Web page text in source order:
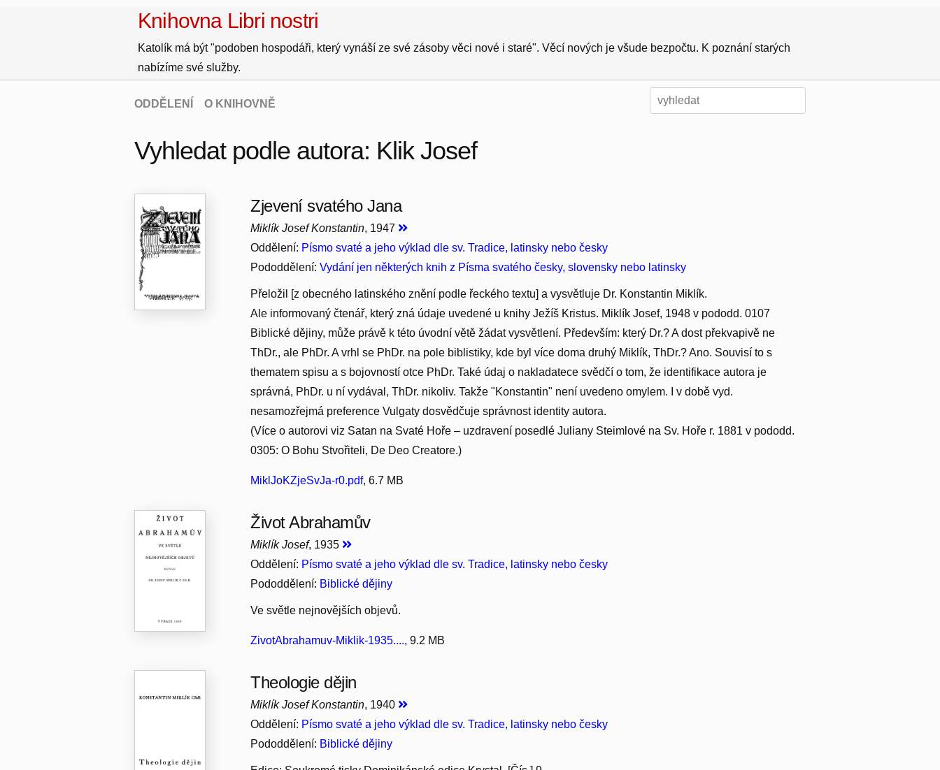
Knihovna Libri nostri
Katolík má být "podoben hospodáři, který vynáší ze své zásoby věci nové i staré". Věcí nových je všude bezpočtu. K poznání starých
nabízíme své služby.
ODDĚLENÍ O KNIHOVNĚ
Vyhledat podle autora: Klik Josef
Zjevení svatého Jana
Miklík Josef Konstantin, 1947
Oddělení: Písmo svaté a jeho výklad dle sv. Tradice, latinsky nebo česky
Pododdělení:Vydání jen některých knih z Písma svatého česky, slovensky nebo latinsky
Přeložil [z obecného latinského znění podle řeckého textu] a vysvětluje Dr. Konstantin Miklík.
Ale informovaný čtenář, který zná údaje uvedené u knihy Ježíš Kristus. Miklík Josef, 1948 v pododd. 0107
Biblické dějiny, může právě k této úvodní větě žádat vysvětlení. Především: který Dr.? A dost překvapivě ne
ThDr., ale PhDr. A vrhl se PhDr. na pole biblistiky, kde byl více doma druhý Miklík, ThDr.? Ano. Souvisí to s
thematem spisu a s bojovností otce PhDr. Také údaj o nakladatece svědčí o tom, že identifikace autora je
správná, PhDr. u ní vydával, ThDr. nikoliv. Takže "Konstantin" není uvedeno omylem. I v době vyd.
nesamozřejmá preference Vulgaty dosvědčuje správnost identity autora.
(Více o autorovi viz Satan na Svaté Hoře – uzdravení posedlé Juliany Steimlové na Sv. Hoře r. 1881 v pododd.
0305: O Bohu Stvořiteli, De Deo Creatore.)
MiklJoKZjeSvJa-r0.pdf, 6.7 MB
Život Abrahamův
Miklík Josef, 1935
Oddělení: Písmo svaté a jeho výklad dle sv. Tradice, latinsky nebo česky
Pododdělení: Biblické dějiny
Ve světle nejnovějších objevů.
ZivotAbrahamuv-Miklik-1935...., 9.2 MB
Theologie dějin
Miklík Josef Konstantin, 1940
Oddělení: Písmo svaté a jeho výklad dle sv. Tradice, latinsky nebo česky
Pododdělení: Biblické dějiny